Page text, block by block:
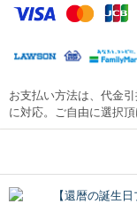
お支払い方法は、代金
に対応。ご自由に選択頂
【還暦の誕生